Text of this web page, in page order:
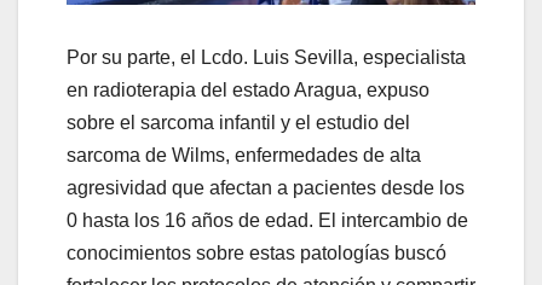
Por su parte, el Lcdo. Luis Sevilla, especialista
en radioterapia del estado Aragua, expuso
sobre el sarcoma infantil y el estudio del
sarcoma de Wilms, enfermedades de alta
agresividad que afectan a pacientes desde los
0 hasta los 16 años de edad. El intercambio de
conocimientos sobre estas patologías buscó